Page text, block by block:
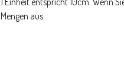
Mengen aus.